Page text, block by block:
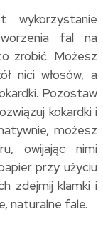
fal na
zrobić. Możesz
nici włosów, a
Pozostaw
kokardki i
możesz
owijając nimi
przy użyciu
zdejmij klamki i
naturalne fale.